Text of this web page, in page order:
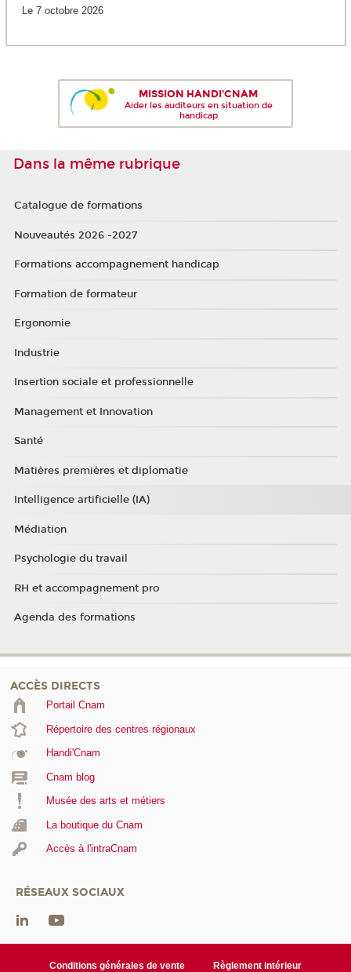
Le 7 octobre 2026
MISSION HANDI'CNAM
Aider les auditeurs en situation de
handicap
Dans la même rubrique
Catalogue de formations
Nouveautés 2026 -2027
Formations accompagnement handicap
Formation de formateur
Ergonomie
Industrie
Insertion sociale et professionnelle
Management et Innovation
Santé
Matières premières et diplomatie
Intelligence artificielle (IA)
Médiation
Psychologie du travail
RH et accompagnement pro
Agenda des formations
ACCÈS DIRECTS
Portail Cnam
Répertoire des centres régionaux
Handi'Cnam
Cnam blog
Musée des arts et métiers
La boutique du Cnam
Accès à l'intraCnam
RÉSEAUX SOCIAUX
Conditions générales de vente Règlement intérieur